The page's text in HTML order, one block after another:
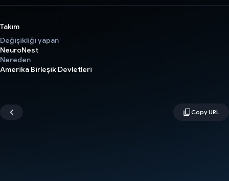
Takım
Değişikliği yapan
NeuroNest
Nereden
Amerika Birleşik Devletleri